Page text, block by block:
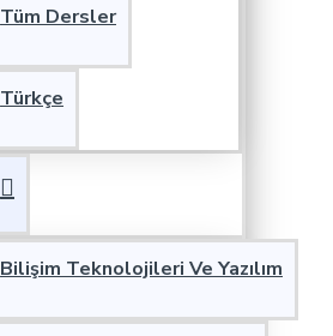
Tüm Dersler
Türkçe
Bilişim Teknolojileri Ve Yazılım